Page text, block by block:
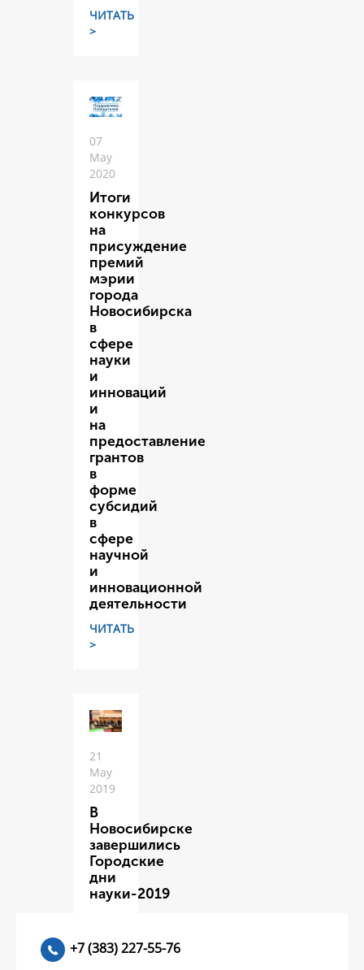
ЧИТАТЬ
>
07
May
2020
Итоги
конкурсов
на
присуждение
премий
мэрии
города
Новосибирска
в
сфере
науки
и
инноваций
и
на
предоставление
грантов
в
форме
субсидий
в
сфере
научной
и
инновационной
деятельности
ЧИТАТЬ
>
21
May
2019
В
Новосибирске
завершились
Городские
дни
науки-2019
+7 (383) 227-55-76